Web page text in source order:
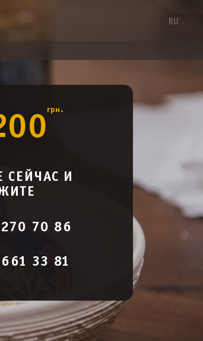
RU
грн.
СЕЙЧАС И
70 86
33 81